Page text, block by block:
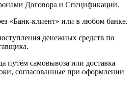
Договора и Спецификации.
«Банк-клиент» или в любом банке.
денежных средств по
путём самовывоза или доставка
согласованные при оформлении